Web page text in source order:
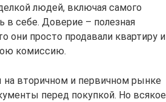
людей, включая самого
в себе. Доверие – полезная
они просто продавали квартиру и
комиссию.
на вторичном и первичном рынке
перед покупкой. Но всякое